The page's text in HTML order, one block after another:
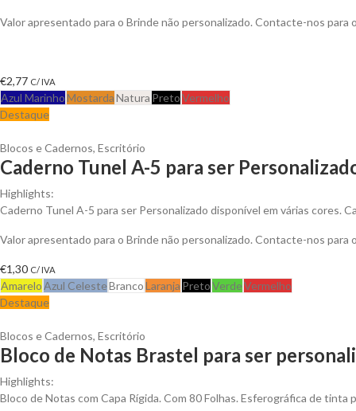
Valor apresentado para o Brinde não personalizado. Contacte-nos
€2,77 C/ IVA
Azul MarinhoMostardaNatura PretoVermelho
Destaque
Blocos e Cadernos, Escritório
Caderno Tunel A-5 para ser
Highlights:
Caderno Tunel A-5 para ser Personalizado disponível em várias cores.
Valor apresentado para o Brinde não personalizado. Contacte-nos
€1,30 C/ IVA
AmareloAzul CelesteBrancoLaranja PretoVerdeVermelho
Destaque
Blocos e Cadernos, Escritório
Bloco de Notas Brastel para ser
Highlights:
Bloco de Notas com Capa Rígida. Com 80 Folhas. Esferográfica de